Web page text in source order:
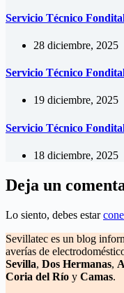
Servicio Técnico
28 diciembre, 2025
Servicio Técnico
19 diciembre, 2025
Servicio Técnico
18 diciembre, 2025
Deja un
Lo siento, debes estar
Sevillatec es un blog
averías de
Sevilla, Dos Hermanas,
Coria del Río y Camas.